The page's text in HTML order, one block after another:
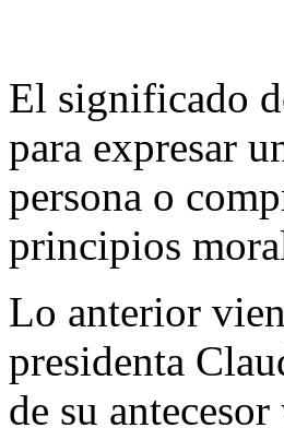
El significado
para expresar
persona o
principios
Lo anterior
presidenta
de su